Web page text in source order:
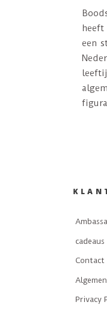
heeft
een
Contact
Privacy